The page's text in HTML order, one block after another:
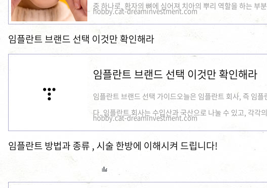
중 하나로, 환자의 뼈에 심어져 치아의 뿌리 역할을 하는 부
hobby.cat-dreaminvestment.com
임플란트 브랜드 선택 이것만 확인해라
임플란트 브랜드 선택 이것만 확인해라
임플란트 브랜드 선택 가이드오늘은 임플란트 회사, 즉 임
다. 임플란트 회사는 수입산과 국산으로 나눌 수 있고, 각각
hobby.cat-dreaminvestment.com
임플란트 방법과 종류 , 시술 한방에 이해시켜 드립니다!